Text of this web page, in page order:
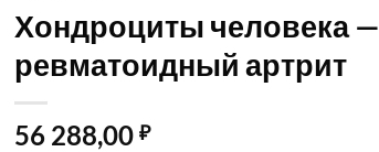
Хондроциты человека —
ревматоидный артрит
56 288,00 ₽